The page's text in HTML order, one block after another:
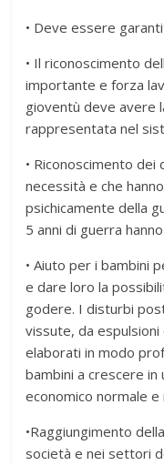
• Deve essere
• Il riconoscimento
importante e forza
gioventù deve avere
rappresentata nel
• Riconoscimento
necessità e che
psichicamente della
5 anni di guerra
• Aiuto per i bambini
e dare loro la
godere. I disturbi
vissute, da
elaborati in modo
bambini a crescere
economico normale
•Raggiungimento
società e nei settori